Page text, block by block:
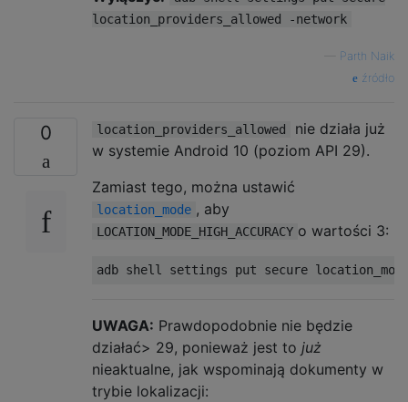
location_providers_allowed -network
Parth Naik
źródło
0 location_providers_allowed
nie działa już
w systemie Android 10 (poziom API 29).
Zamiast tego, można ustawić
location_mode , aby
LOCATION_MODE_HIGH_ACCURACY o wartości 3:
UWAGA: Prawdopodobnie nie będzie
działać> 29, ponieważ jest to już
nieaktualne, jak wspominają dokumenty w
trybie lokalizacji: